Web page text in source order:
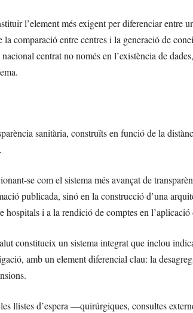
l’element més exigent per diferenciar entre
comparació entre centres i la generació de
centrat no només en l’existència de
sanitària, construïts en funció de la
se com el sistema més avançat de
publicada, sinó en la construcció d’una
i a la rendició de comptes en l’aplicació
constitueix un sistema integrat que inclou
amb un element diferencial clau: la
llistes d’espera —quirúrgiques, consultes